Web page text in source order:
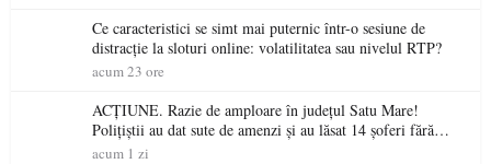
Ce caracteristici se simt mai puternic într-o sesiune de
distracție la sloturi online: volatilitatea sau nivelul RTP?
acum 23 ore
ACȚIUNE. Razie de amploare în județul Satu Mare!
Polițiștii au dat sute de amenzi și au lăsat 14 șoferi fără
permis într-o singură zi
acum 1 zi